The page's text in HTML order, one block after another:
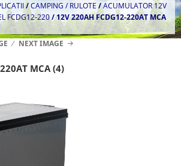
/CAMPING / RULOTE /ACUMULATOR 12V
FCDG12-220/12V 220AH FCDG12-220AT MCA
NEXT IMAGE
MCA (4)